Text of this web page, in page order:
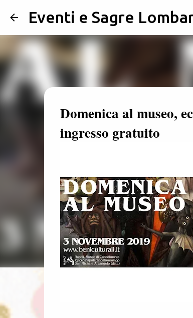
Eventi e Sagre
Domenica al museo,
ingresso gratuito